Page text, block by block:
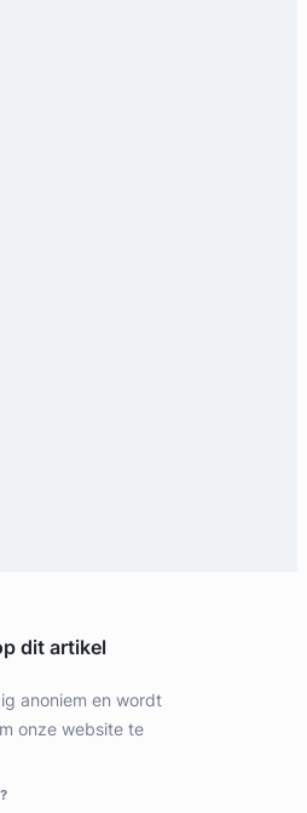
dit artikel
anoniem en wordt
onze website te